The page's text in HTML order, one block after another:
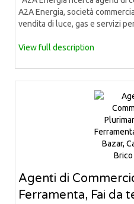
A2A Energia, società
vendita di luce, gas e servizi
View full description
Agenti di
Ferramenta, Fai da